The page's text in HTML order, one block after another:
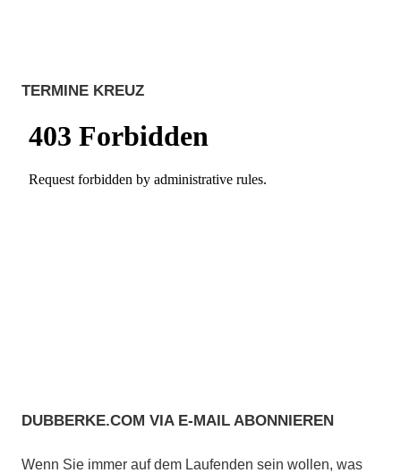
TERMINE KREUZ
DUBBERKE.COM VIA E-MAIL ABONNIEREN
Wenn Sie immer auf dem Laufenden sein wollen, was